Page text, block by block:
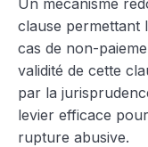
clause permettant
cas de non-
validité de cette
par la
levier efficace
rupture abusive.